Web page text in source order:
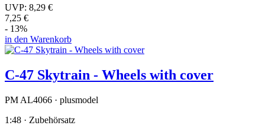
UVP: 8,29 €
7,25 €
- 13%
in den Warenkorb
C-47 Skytrain - Wheels with cover
PM AL4066 · plusmodel
1:48 · Zubehörsatz